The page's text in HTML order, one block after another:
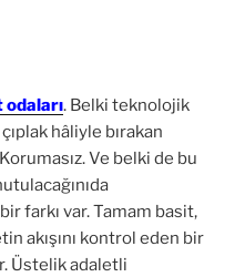
odaları. Belki teknolojik
hâliyle bırakan
Ve belki de bu
farkı var. Tamam basit,
akışını kontrol eden bir
Üstelik adaletli